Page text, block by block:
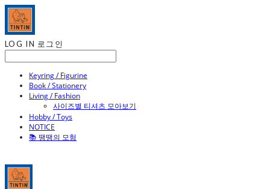
LOG IN 로그인
Keyring / Figurine
Book / Stationery
Living / Fashion
사이즈별 티셔츠 모아보기
Hobby / Toys
NOTICE
📚 땡땡의 모험